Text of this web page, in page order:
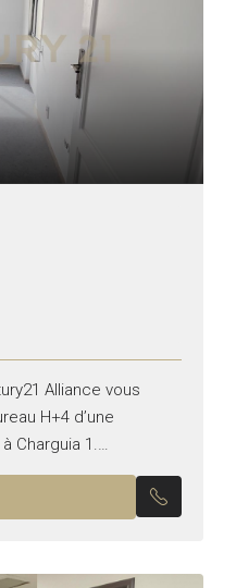
Alliance vous
H+4 d’une
Charguia 1.
d’entrée – Quatre